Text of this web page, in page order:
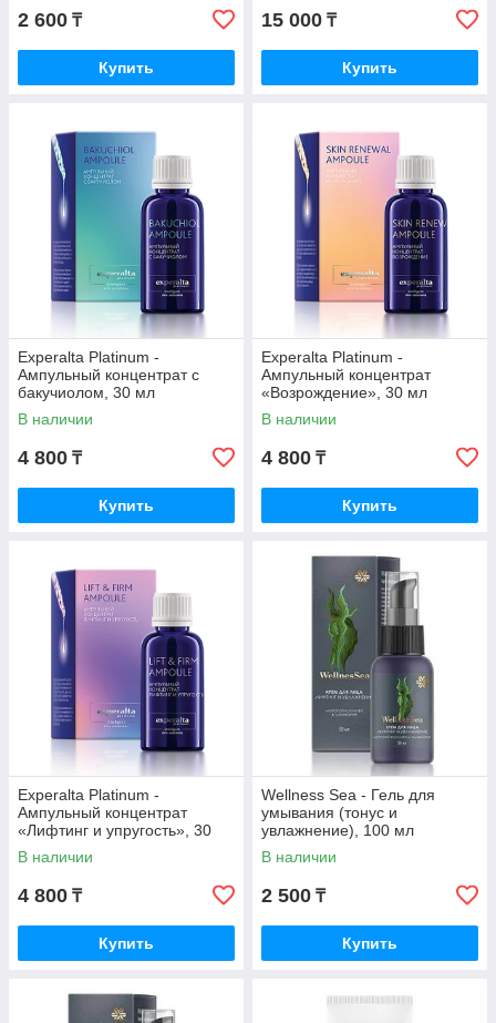
2 600 ₸
Купить
15 000 ₸
Купить
Experalta Platinum -
Ампульный концентрат с
бакучиолом, 30 мл
В наличии
4 800 ₸
Купить
Experalta Platinum -
Ампульный концентрат
«Возрождение», 30 мл
В наличии
4 800 ₸
Купить
Experalta Platinum -
Ампульный концентрат
«Лифтинг и упругость», 30
мл Серия: Experalta Platinum
В наличии
4 800 ₸
Купить
Wellness Sea - Гель для
умывания (тонус и
увлажнение), 100 мл
В наличии
2 500 ₸
Купить